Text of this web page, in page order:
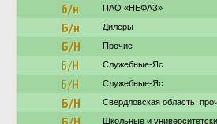
б/н ПАО «НЕФАЗ»
Б/н Дилеры
Б/Н Прочие
Б/Н Служебные-Яс
Б/Н Служебные-Яс
Б/Н Свердловская область:
Школьные и